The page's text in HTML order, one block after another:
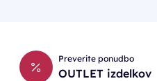
Preverite ponudbo
OUTLET izdelkov